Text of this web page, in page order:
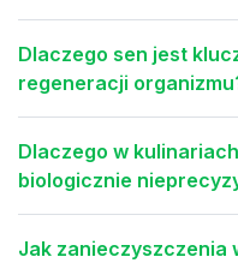
Dlaczego sen jest
regeneracji
Dlaczego w
biologicznie
Jak zanieczyszczenia